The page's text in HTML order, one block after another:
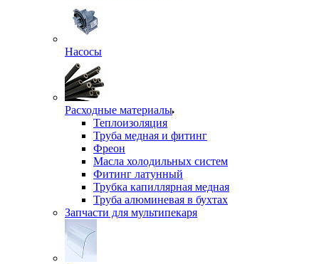
Насосы
Расходные материалы
Теплоизоляция
Труба медная и фитинг
Фреон
Масла холодильных систем
Фитинг латунный
Трубка капиллярная медная
Труба алюминевая в бухтах
Запчасти для мультипекаря